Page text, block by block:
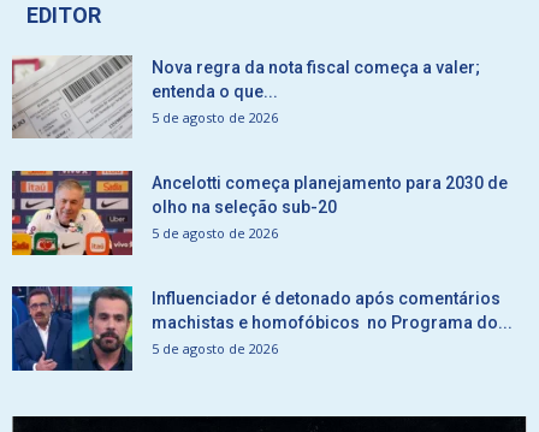
EDITOR
Nova regra da nota fiscal começa a valer;
entenda o que...
5 de agosto de 2026
Ancelotti começa planejamento para 2030 de
olho na seleção sub-20
5 de agosto de 2026
Influenciador é detonado após comentários
machistas e homofóbicos no Programa do...
5 de agosto de 2026